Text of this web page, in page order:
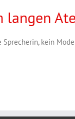
langen
Sprecherin, kein